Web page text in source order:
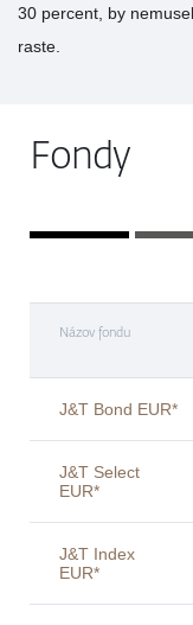
30 percent, by
raste.
Fondy
Názov fondu
J&T Bond EUR*
J&T Select
EUR*
J&T Index
EUR*